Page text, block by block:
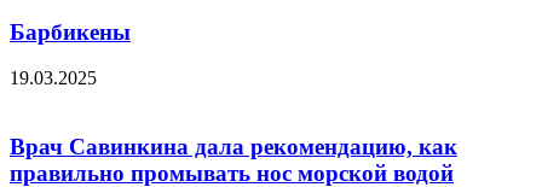
Барбикены
19.03.2025
Врач Савинкина дала рекомендацию, как
правильно промывать нос морской водой